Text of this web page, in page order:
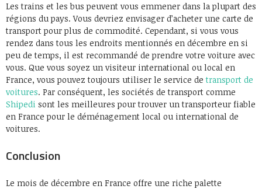
Les trains et les bus peuvent vous emmener dans la plupart des
régions du pays. Vous devriez envisager d’acheter une carte de
transport pour plus de commodité. Cependant, si vous vous
rendez dans tous les endroits mentionnés en décembre en si
peu de temps, il est recommandé de prendre votre voiture avec
vous. Que vous soyez un visiteur international ou local en
France, vous pouvez toujours utiliser le service detransport de
voitures. Par conséquent, les sociétés de transport comme
Shipedi sont les meilleures pour trouver un transporteur fiable
en France pour le déménagement local ou international de
voitures.
Conclusion
Le mois de décembre en France offre une riche palette